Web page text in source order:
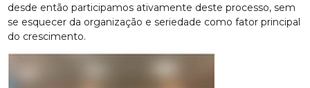
desde então participamos ativamente deste processo, sem
se esquecer da organização e seriedade como fator principal
do crescimento.